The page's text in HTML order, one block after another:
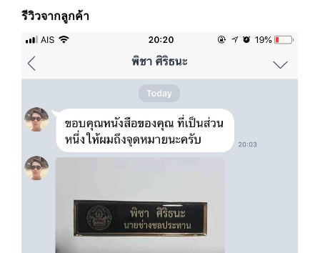
รีวิวจากลูกค้า